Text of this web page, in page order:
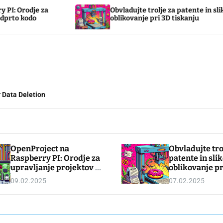
Obvladujte trolje za patente in slikovno
oblikovanje pri 3D tiskanju
Data Deletion
OpenProject na
Raspberry PI: Orodje za
upravljanje projektov z
odprto kodo
09.02.2025
Obvladujte
patente in
oblikovanje
tiskanju
07.02.2025